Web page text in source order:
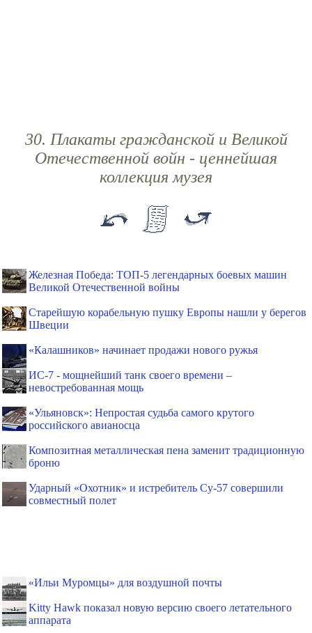
30. Плакаты гражданской и Великой
Отечественной войн - ценнейшая
коллекция музея
Железная Победа: ТОП-5 легендарных боевых машин
Великой Отечественной войны
Старейшую корабельную пушку Европы нашли у берегов
Швеции
«Калашников» начинает продажи нового ружья
ИС-7 - мощнейший танк своего времени –
невостребованная мощь
«Ульяновск»: Непростая судьба самого крутого
российского авианосца
Композитная металлическая пена заменит традиционную
броню
Ударный «Охотник» и истребитель Су-57 совершили
совместный полет
«Ильи Муромцы» для воздушной почты
Kitty Hawk показал новую версию своего летательного
аппарата